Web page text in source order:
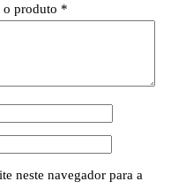
o produto *
neste navegador para a